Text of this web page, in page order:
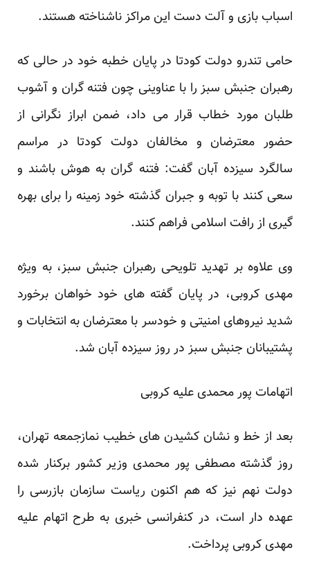
اسباب بازی و آلت دست این مراکز ناشناخته هستند.
حامی تندرو دولت کودتا در پایان خطبه خود در حالی که
رهبران جنبش سبز را با عناوینی چون فتنه گران و آشوب
طلبان مورد خطاب قرار می داد، ضمن ابراز نگرانی از
حضور معترضان و مخالفان دولت کودتا در مراسم
سالگرد سیزده آبان گفت: فتنه گران به هوش باشند و
سعی کنند با توبه و جبران گذشته خود زمینه را برای بهره
گیری از رافت اسلامی فراهم کنند.
وی علاوه بر تهدید تلویحی رهبران جنبش سبز، به ویژه
مهدی کروبی، در پایان گفته های خود خواهان برخورد
شدید نیروهای امنیتی و خودسر با معترضان به انتخابات و
پشتیبانان جنبش سبز در روز سیزده آبان شد.
اتهامات پور محمدی علیه کروبی
بعد از خط و نشان کشیدن های خطیب نمازجمعه تهران،
روز گذشته مصطفی پور محمدی وزیر کشور برکنار شده
دولت نهم نیز که هم اکنون ریاست سازمان بازرسی را
عهده دار است، در کنفرانسی خبری به طرح اتهام علیه
مهدی کروبی پرداخت.